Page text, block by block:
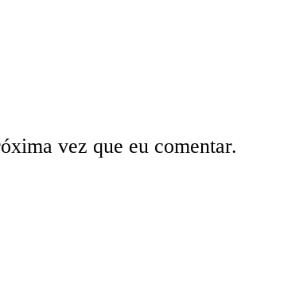
vez que eu comentar.